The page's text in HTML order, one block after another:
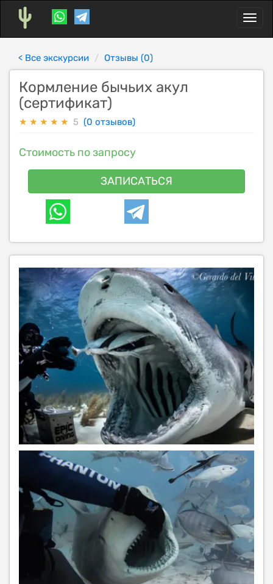
Toggle
< Все экскурсии Отзывы (0)
Кормление бычьих акул
(сертификат)
★ ★ ★ ★ ★ 5 (0 отзывов)
Стоимость по запросу
ЗАПИСАТЬСЯ